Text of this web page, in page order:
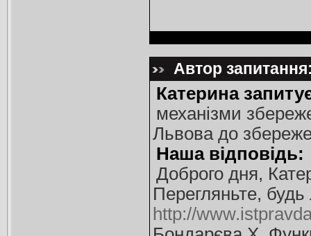
Автор
Катерина
механізми
Львова до
Наша відповідь:
Доброго дня,
Перегляньте,
http://